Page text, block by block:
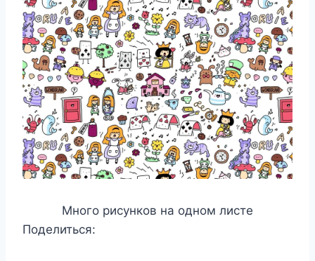
Много рисунков на одном листе
Поделиться: